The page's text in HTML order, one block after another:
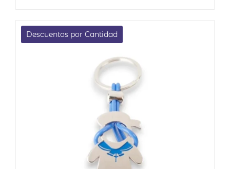
era:
2,27 €.
Descuentos por Cantidad